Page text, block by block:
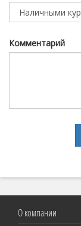
Комментарий
О компании